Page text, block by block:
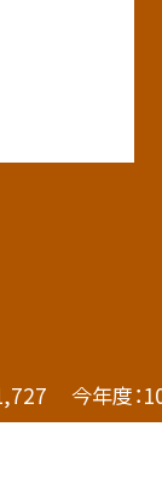
今年度：